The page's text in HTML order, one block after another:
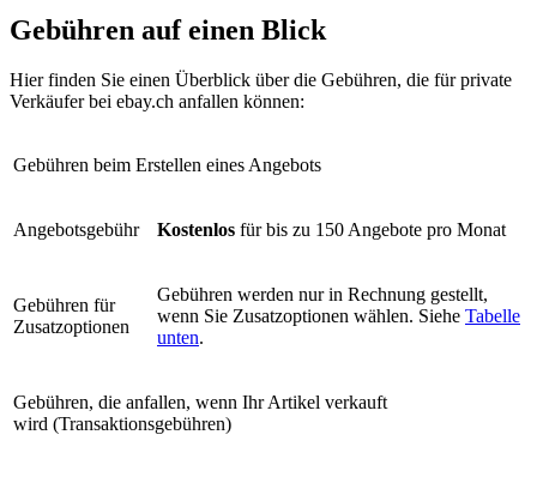
Gebühren auf einen Blick
Hier finden Sie einen Überblick über die Gebühren, die für private
Verkäufer bei ebay.ch anfallen können:
Gebühren beim Erstellen eines Angebots
Angebotsgebühr Kostenlos für bis zu 150 Angebote pro Monat
Gebühren für
Zusatzoptionen
Gebühren werden nur in Rechnung gestellt,
wenn Sie Zusatzoptionen wählen. Siehe Tabelle
unten.
Gebühren, die anfallen, wenn Ihr Artikel verkauft
wird (Transaktionsgebühren)